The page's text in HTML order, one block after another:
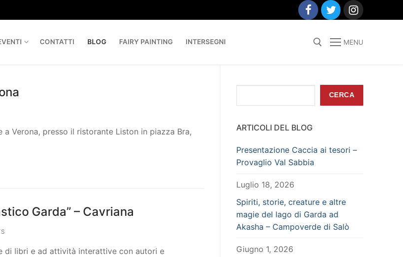
CONTATTI BLOG FAIRY PAINTING INTERSEGNI MENU
Verona, presso il ristorante Liston in piazza Bra,
Garda” – Cavriana
di libri e ad attività interattive con autori e
CERCA
ARTICOLI DEL BLOG
Presentazione Caccia ai tesori –
Provaglio Val Sabbia
Luglio 18, 2026
Spiriti, storie, creature e altre
magie del lago di Garda ad
Akasha – Campoverde di Salò
Giugno 1, 2026